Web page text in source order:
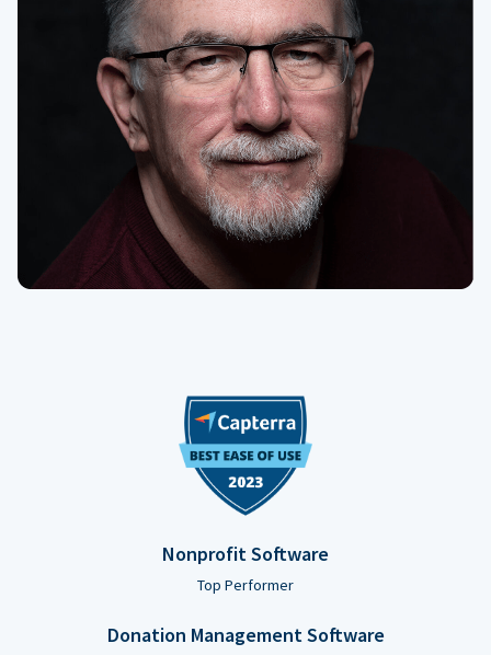
Nonprofit Software
Top Performer
Donation Management Software